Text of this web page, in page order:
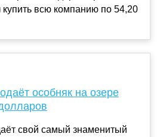
всю компанию по 54,20
особняк на озере
свой самый знаменитый